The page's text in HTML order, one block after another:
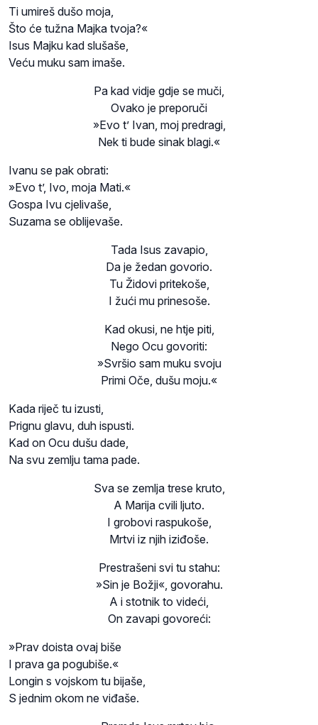
Ti umireš dušo moja,
Što će tužna Majka tvoja?«
Isus Majku kad slušaše,
Veću muku sam imaše.
Pa kad vidje gdje se muči,
Ovako je preporuči
»Evo t’ Ivan, moj predragi,
Nek ti bude sinak blagi.«
Ivanu se pak obrati:
»Evo t’, Ivo, moja Mati.«
Gospa Ivu cjelivaše,
Suzama se oblijevaše.
Tada Isus zavapio,
Da je žedan govorio.
Tu Židovi pritekoše,
I žući mu prinesoše.
Kad okusi, ne htje piti,
Nego Ocu govoriti:
»Svršio sam muku svoju
Primi Oče, dušu moju.«
Kada riječ tu izusti,
Prignu glavu, duh ispusti.
Kad on Ocu dušu dade,
Na svu zemlju tama pade.
Sva se zemlja trese kruto,
A Marija cvili ljuto.
I grobovi raspukoše,
Mrtvi iz njih iziđoše.
Prestrašeni svi tu stahu:
»Sin je Božji«, govorahu.
A i stotnik to videći,
On zavapi govoreći:
»Prav doista ovaj biše
I prava ga pogubiše.«
Longin s vojskom tu bijaše,
S jednim okom ne viđaše.